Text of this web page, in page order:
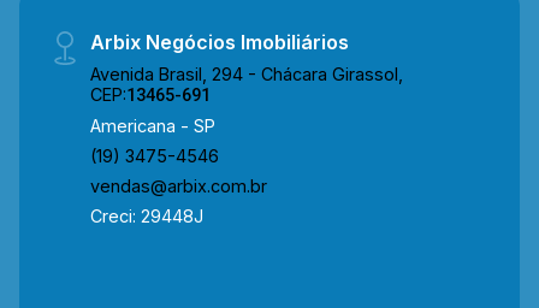
comodidade para o dia a dia. Entre em contato
com a equipe da Arbix Imóveis e agende a sua
visita!! WhatsApp e Telefone: (19) 3475-4546
Arbix Negócios Imobiliários
Avenida Brasil, 294 - Chácara Girassol,
CEP:13465-691
Americana - SP
(19) 3475-4546
vendas@arbix.com.br
Creci: 29448J